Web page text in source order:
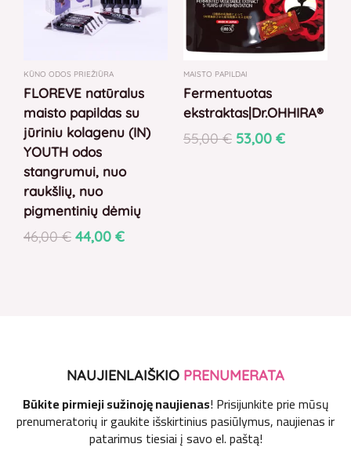
KŪNO ODOS PRIEŽIŪRA
FLOREVE natūralus
maisto papildas su
jūriniu kolagenu (IN)
YOUTH odos
stangrumui, nuo
raukšlių, nuo
pigmentinių dėmių
46,00€ 44,00 €
MAISTO PAPILDAI
Fermentuotas
ekstraktas|Dr.OHHIRA®
55,00€ 53,00 €
NAUJIENLAIŠKIO PRENUMERATA
Būkite pirmieji sužinoję naujienas! Prisijunkite prie mūsų
prenumeratorių ir gaukite išskirtinius pasiūlymus, naujienas ir
patarimus tiesiai į savo el. paštą!